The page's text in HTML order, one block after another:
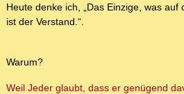
Heute denke ich, „Das Einzige, was
ist der Verstand.“.
Warum?
Weil Jeder glaubt, dass er genügend